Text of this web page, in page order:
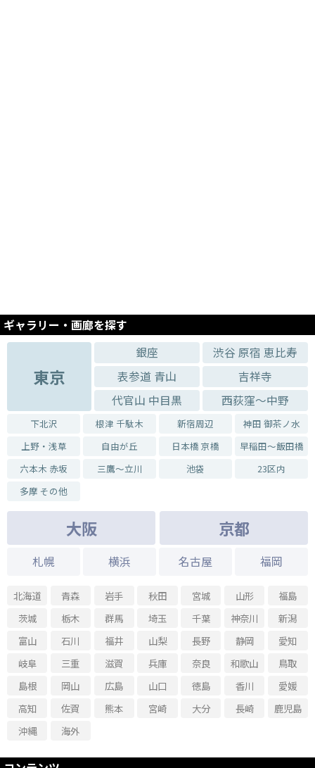
ギャラリー・画廊を探す
東京
銀座
渋谷 原宿 恵比寿
表参道 青山
吉祥寺
代官山 中目黒
西荻窪～中野
下北沢 根津 千駄木 新宿周辺
神田 御茶ノ水
上野・浅草
自由が丘 日本橋 京橋
早稲田～飯田橋
六本木 赤坂
三鷹～立川 池袋
23区内
多摩 その他
大阪 京都
札幌 横浜 名古屋 福岡
北海道 青森 岩手 秋田 宮城 山形
福島
茨城
栃木 群馬 埼玉 千葉 神奈川
新潟
富山
石川 福井 山梨 長野 静岡
愛知
岐阜
三重 滋賀 兵庫 奈良 和歌山
鳥取
島根
岡山 広島 山口 徳島 香川
愛媛
高知
佐賀 熊本 宮崎 大分 長崎
鹿児島
沖縄
海外